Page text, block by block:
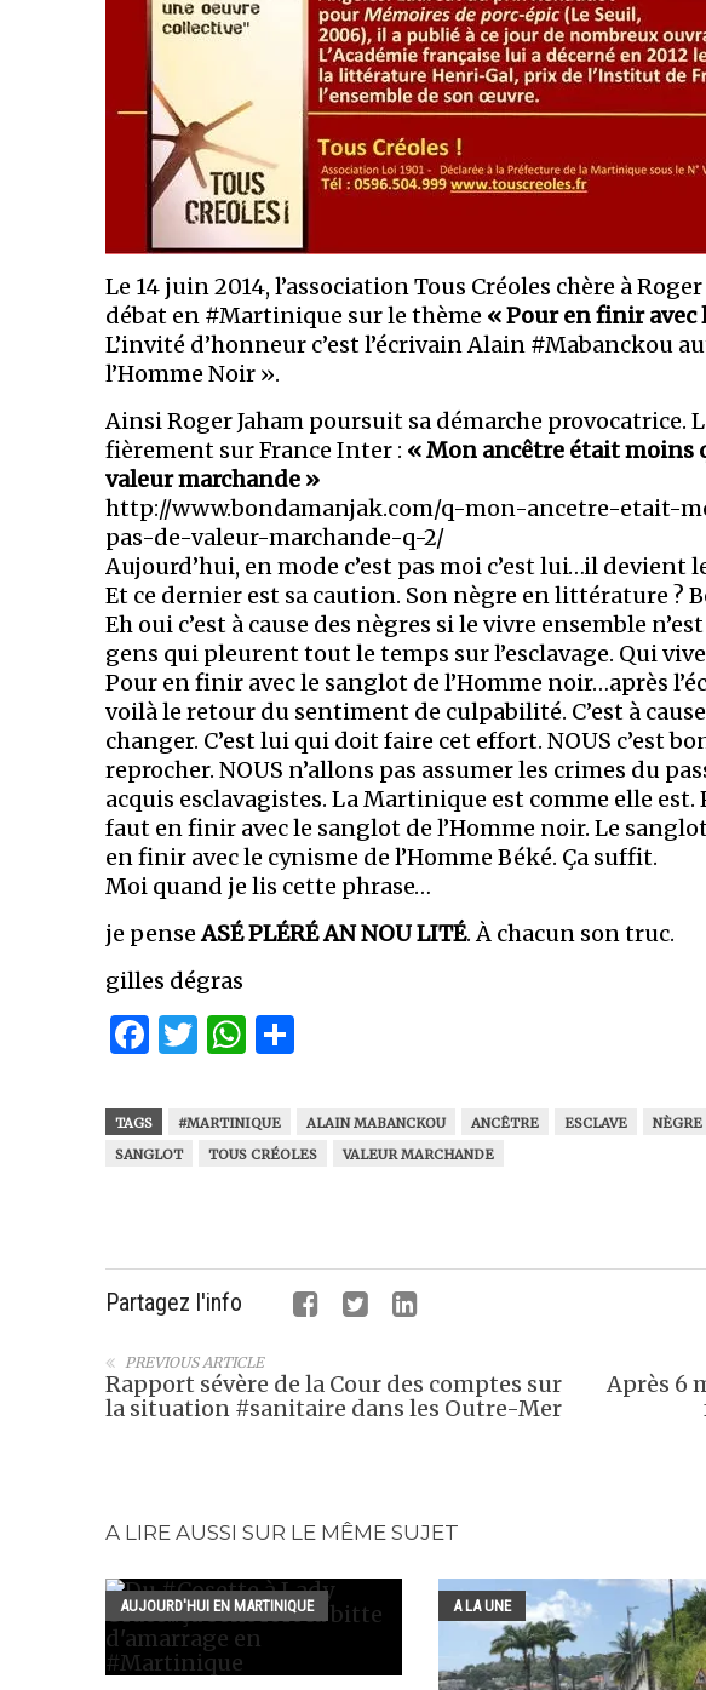
Le 14 juin 2014, l’association Tous Créoles chère à
débat en #Martinique sur le thème « Pour en finir avec
L’invité d’honneur c’est l’écrivain Alain #Mabanckou
l’Homme Noir ».
Ainsi Roger Jaham poursuit sa démarche provocatrice.
fièrement sur France Inter : « Mon ancêtre était moins
valeur marchande »
http://www.bondamanjak.com/q-mon-ancetre-etait-
pas-de-valeur-marchande-q-2/
Aujourd’hui, en mode c’est pas moi c’est lui…il
Et ce dernier est sa caution. Son nègre en littérature ?
Eh oui c’est à cause des nègres si le vivre ensemble
gens qui pleurent tout le temps sur l’esclavage. Qui
Pour en finir avec le sanglot de l’Homme noir…après
voilà le retour du sentiment de culpabilité. C’est à
changer. C’est lui qui doit faire cet effort. NOUS c’est
reprocher. NOUS n’allons pas assumer les crimes du
acquis esclavagistes. La Martinique est comme elle
faut en finir avec le sanglot de l’Homme noir. Le
en finir avec le cynisme de l’Homme Béké. Ça suffit.
Moi quand je lis cette phrase…
je penseASÉ PLÉRÉ AN NOU LITÉ. À chacun son truc.
gilles dégras
Facebook
Twitter
WhatsApp
TAGS #MARTINIQUE ALAIN MABANCKOU ANCÊTRE ESCLAVE NÈGRE
SANGLOT
TOUS CRÉOLES VALEUR MARCHANDE
Partagez l'info
Après 6
PREVIOUS ARTICLE
Rapport sévère de la Cour des comptes sur
la situation #sanitaire dans les Outre-Mer
A LIRE AUSSI SUR LE MÊME SUJET
AUJOURD'HUI EN MARTINIQUE A LA UNE